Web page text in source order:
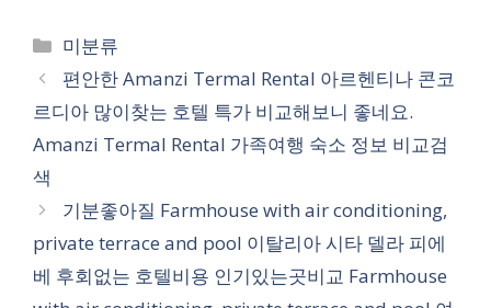
카
테
고
리
미분류
편안한 Amanzi Termal Rental 아르헨티나 콘코
르디아 많이찾는 호텔 특가 비교해보니 좋네요.
Amanzi Termal Rental 가족여행 숙소 정보 비교검
색
기분좋아질 Farmhouse with air conditioning,
private terrace and pool 이탈리아 시타 델라 피에
베 후회없는 호텔비용 인기있는곳비교 Farmhouse